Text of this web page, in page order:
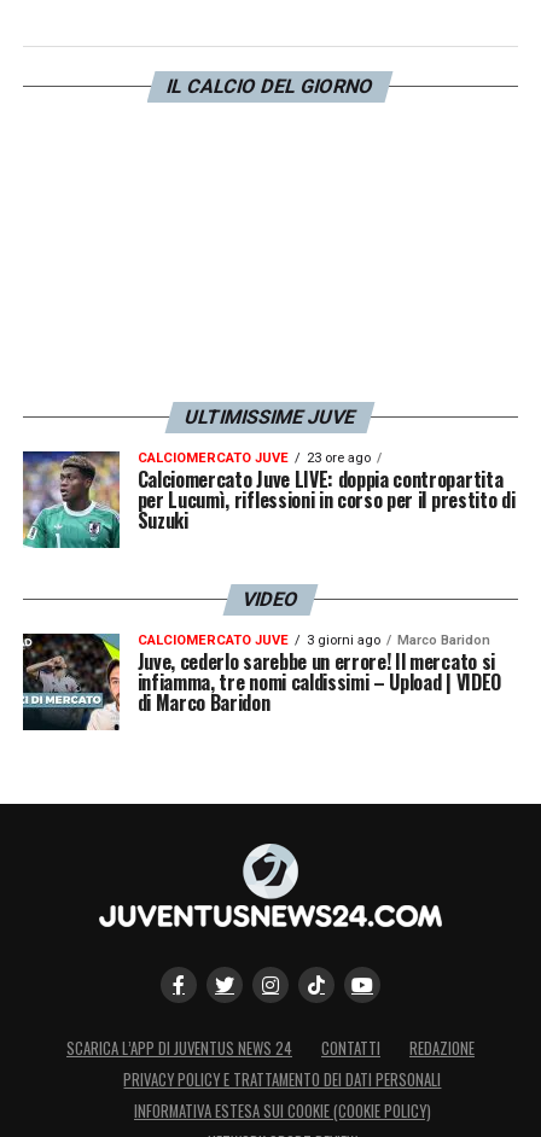
Arabia, Max era consapevole delle difficoltà,
IL CALCIO DEL GIORNO
ULTIMISSIME JUVE
CALCIOMERCATO JUVE 23 ore ago
Calciomercato Juve LIVE: doppia contropartita
per Lucumì, riflessioni in corso per il prestito di
Suzuki
VIDEO
CALCIOMERCATO JUVE 3 giorni ago Marco Baridon
Juve, cederlo sarebbe un errore! Il mercato si
infiamma, tre nomi caldissimi – Upload | VIDEO
di Marco Baridon
SCARICA L’APP DI JUVENTUS NEWS 24 CONTATTI
REDAZIONE
PRIVACY POLICY E TRATTAMENTO DEI DATI PERSONALI
INFORMATIVA ESTESA SUI COOKIE (COOKIE POLICY)